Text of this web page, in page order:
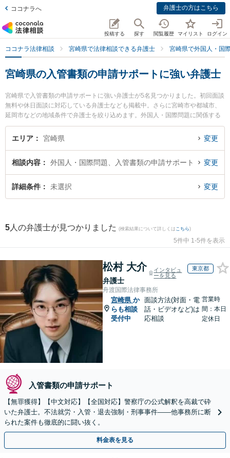
ココナラへ 弁護士の方はこちら
投稿する 探す 閲覧履歴 マイリスト ログイン
ココナラ法律相談 宮崎県で法律相談できる弁護士 宮崎県で外国人・国
宮崎県の入管書類の申請サポートに強い弁護士
宮崎県で入管書類の申請サポートに強い弁護士が5名見つかりました。初回面談
無料や休日面談に対応している弁護士なども掲載中。さらに宮崎市や都城市、
延岡市などの地域条件で弁護士を絞り込めます。外国人・国際問題に関係する
国際離婚やハーグ条約、国際結婚等の細かな分野での絞り込み検索もでき便利
です。特にAXIS法律事務所の内山 悠太郎弁護士や宮崎東洋法律事務所の西迫
の申請サポートのトラブルを今すぐに弁護士に相談したい』『入管書類の申請
サポートのトラブル解決の実績豊富な近くの弁護士を検索したい』『初回相談
無料で入管書類の申請サポートを法律相談できる宮崎県内の弁護士に相談予約
エリア 宮崎県 変更
相談内容 外国人・国際問題、入管書類の申請サポート 変更
詳細条件 未選択 変更
5 人の弁護士が見つかりました (検索結果について詳しくは こちら)
5件中 1-5件を表示
松村 大介
弁護士
インタビュ
ーを見る
東京都
舟渡国際法律事務所
宮崎県 か
らも相談
受付中
面談方法(対面・電
話・ビデオなど)は
応相談
営業時
間：本日
定休日
入管書類の申請サポート
【無罪獲得】【中文対応】【全国対応】警察庁の公式解釈を高裁で砕
いた弁護士。不法就労・入管・退去強制・刑事事件——他事務所に断
られた案件も徹底的に闘い抜く。
料金表を見る